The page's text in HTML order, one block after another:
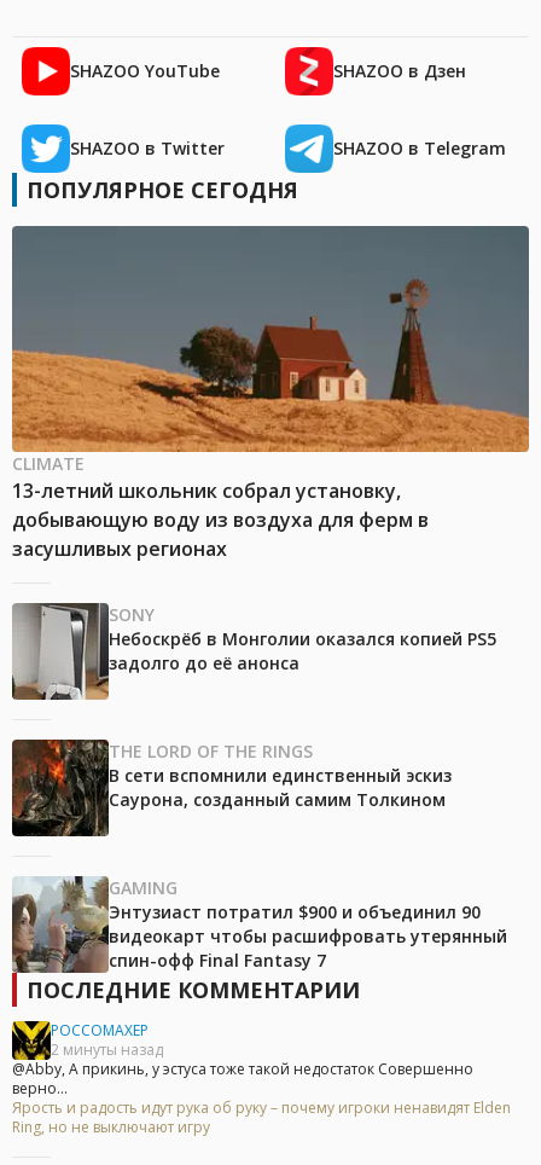
SHAZOO YouTube SHAZOO в Дзен
SHAZOO в Twitter SHAZOO в Telegram
ПОПУЛЯРНОЕ СЕГОДНЯ
CLIMATE
13-летний школьник собрал установку,
добывающую воду из воздуха для ферм в
засушливых регионах
SONY
Небоскрёб в Монголии оказался копией PS5
задолго до её анонса
THE LORD OF THE RINGS
В сети вспомнили единственный эскиз
Саурона, созданный самим Толкином
GAMING
Энтузиаст потратил $900 и объединил 90
видеокарт чтобы расшифровать утерянный
спин-офф Final Fantasy 7
ПОСЛЕДНИЕ КОММЕНТАРИИ
POCCOMAXEP
2 минуты назад
@Abby, А прикинь, у эстуса тоже такой недостаток Совершенно
верно...
Ярость и радость идут рука об руку – почему игроки ненавидят Elden
Ring, но не выключают игру